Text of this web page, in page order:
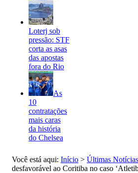
Loterj sob
pressão: STF
corta as asas
das apostas
fora do Rio
As
10
contratações
mais caras
da história
do Chelsea
Você está aqui: Início > Últimas Notícias
desfavorável ao Coritiba no caso